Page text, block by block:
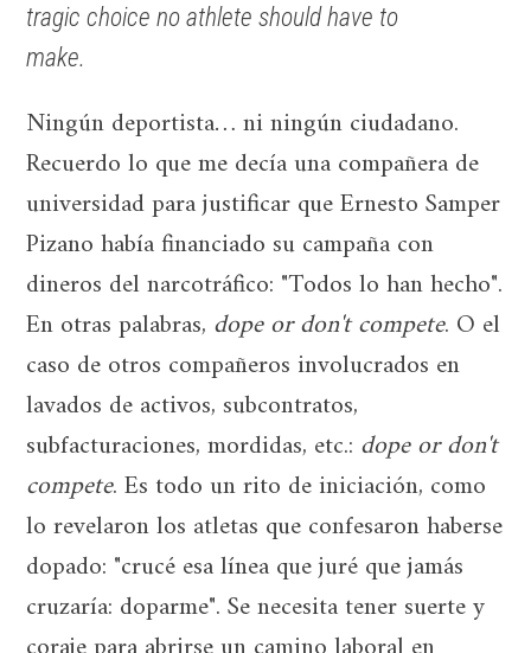
tragic choice no athlete should have to
make.
Ningún deportista… ni ningún ciudadano.
Recuerdo lo que me decía una compañera de
universidad para justificar que Ernesto Samper
Pizano había financiado su campaña con
dineros del narcotráfico: "Todos lo han hecho".
En otras palabras, dope or don't compete. O el
caso de otros compañeros involucrados en
lavados de activos, subcontratos,
subfacturaciones, mordidas, etc.: dope or don't
compete. Es todo un rito de iniciación, como
lo revelaron los atletas que confesaron haberse
dopado: "crucé esa línea que juré que jamás
cruzaría: doparme". Se necesita tener suerte y